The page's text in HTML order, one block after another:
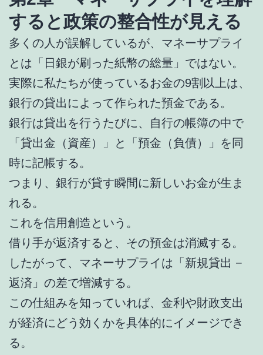
すると政策の整合性が見える
多くの人が誤解しているが、マネーサプライ
とは「日銀が刷った紙幣の総量」ではない。
実際に私たちが使っているお金の9割以上は、
銀行の貸出によって作られた預金である。
銀行は貸出を行うたびに、自行の帳簿の中で
「貸出金（資産）」と「預金（負債）」を同
時に記帳する。
つまり、銀行が貸す瞬間に新しいお金が生ま
れる。
これを信用創造という。
借り手が返済すると、その預金は消滅する。
したがって、マネーサプライは「新規貸出 −
返済」の差で増減する。
この仕組みを知っていれば、金利や財政支出
が経済にどう効くかを具体的にイメージでき
る。